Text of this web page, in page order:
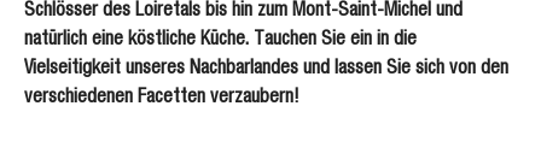
Schlösser des Loiretals bis hin zum Mont-Saint-Michel und
natürlich eine köstliche Küche. Tauchen Sie ein in die
Vielseitigkeit unseres Nachbarlandes und lassen Sie sich von den
verschiedenen Facetten verzaubern!